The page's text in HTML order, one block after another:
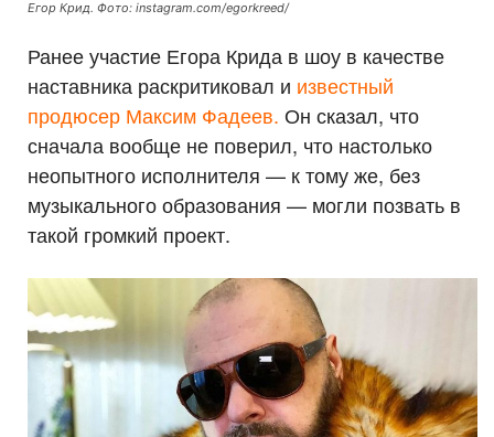
Егор Крид. Фото: instagram.com/egorkreed/
Ранее участие Егора Крида в шоу в качестве
наставника раскритиковал и известный
продюсер Максим Фадеев. Он сказал, что
сначала вообще не поверил, что настолько
неопытного исполнителя — к тому же, без
музыкального образования — могли позвать в
такой громкий проект.